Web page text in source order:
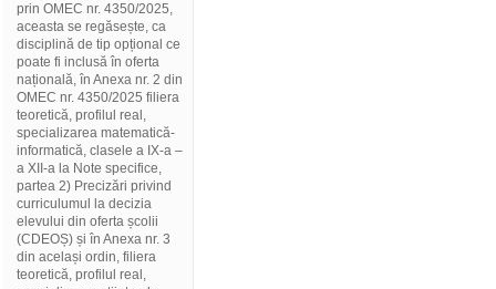
prin OMEC nr. 4350/2025,
aceasta se regăsește, ca
disciplină de tip opțional ce
poate fi inclusă în oferta
națională, în Anexa nr. 2 din
OMEC nr. 4350/2025 filiera
teoretică, profilul real,
specializarea matematică-
informatică, clasele a IX-a –
a XII-a la Note specifice,
partea 2) Precizări privind
curriculumul la decizia
elevului din oferta școlii
(CDEOȘ) și în Anexa nr. 3
din același ordin, filiera
teoretică, profilul real,